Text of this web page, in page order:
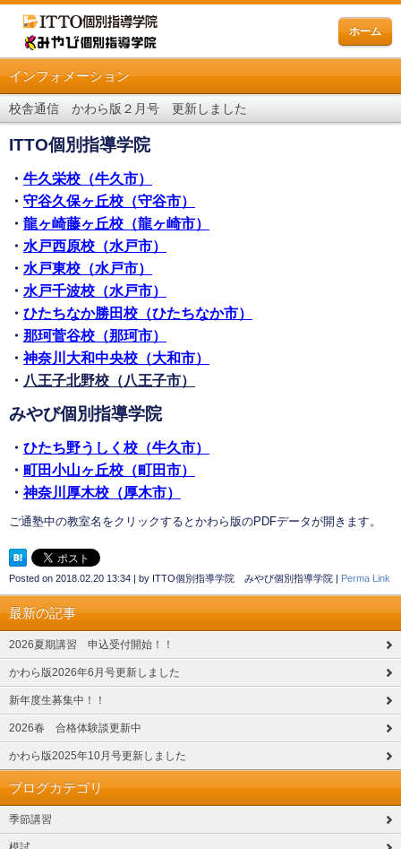
ホーム
インフォメーション
校舎通信 かわら版２月号 更新しました
ITTO個別指導学院
・ 牛久栄校（牛久市）
・ 守谷久保ヶ丘校（守谷市）
・ 龍ヶ崎藤ヶ丘校（龍ヶ崎市）
・ 水戸西原校（水戸市）
・ 水戸東校（水戸市）
・ 水戸千波校（水戸市）
・ ひたちなか勝田校（ひたちなか市）
・ 那珂菅谷校（那珂市）
・神奈川大和中央校（大和市）
・ 八王子北野校（八王子市）
みやび個別指導学院
・ ひたち野うしく校（牛久市）
・ 町田小山ヶ丘校（町田市）
・神奈川厚木校（厚木市）
ご通塾中の教室名をクリックするとかわら版のPDFデータが開きます。
Posted on 2018.02.20 13:34 | by ITTO個別指導学院 みやび個別指導学院 | Perma Link
最新の記事
2026夏期講習 申込受付開始！！
かわら版2026年6月号更新しました
新年度生募集中！！
2026春 合格体験談更新中
かわら版2025年10月号更新しました
ブログカテゴリ
季節講習